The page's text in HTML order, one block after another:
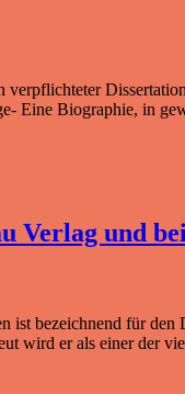
Eine Biographie, in
Verlag und
bezeich­nend für
wird er als einer der